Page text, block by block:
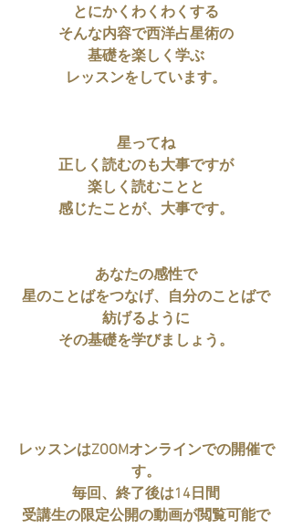
とにかくわくわくする
そんな内容で西洋占星術の
基礎を楽しく学ぶ
レッスンをしています。
星ってね
正しく読むのも大事ですが
楽しく読むことと
感じたことが、大事です。
あなたの感性で
星のことばをつなげ、自分のことばで
紡げるように
その基礎を学びましょう。
レッスンはZOOMオンラインでの開催で
す。
毎回、終了後は14日間
受講生の限定公開の動画が閲覧可能で